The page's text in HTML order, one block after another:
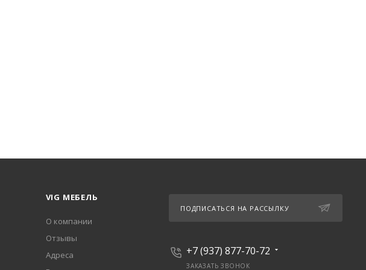
VIG МЕБЕЛЬ
О компании
Отзывы
Адреса
ПОДПИСАТЬСЯ НА РАССЫЛКУ
+7 (937) 877-70-72
ЗАКАЗАТЬ ЗВОНОК